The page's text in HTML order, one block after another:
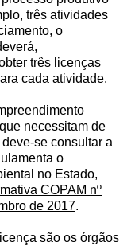
três atividades
o
três licenças
cada atividade.
necessitam de
se consultar a
o
no Estado,
COPAM nº
de 2017.
são os órgãos